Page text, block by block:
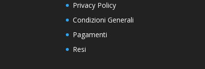
Privacy Policy
Condizioni Generali
Pagamenti
Resi